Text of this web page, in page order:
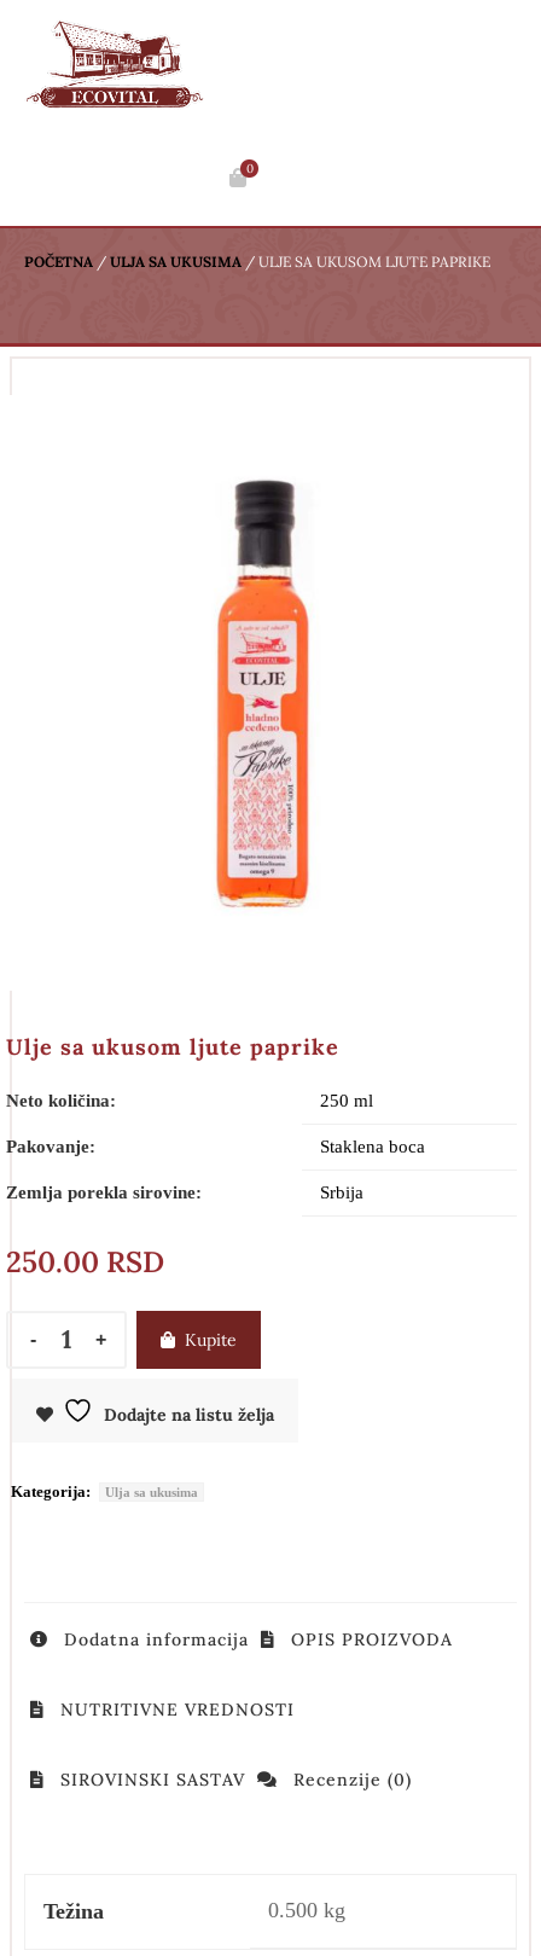
0
POČETNA / ULJA SA UKUSIMA / ULJE SA UKUSOM LJUTE PAPRIKE
Ulje sa ukusom ljute paprike
Neto količina: 250 ml
Pakovanje: Staklena boca
Zemlja porekla sirovine: Srbija
250.00 RSD
Kupite
Dodajte na listu želja
Kategorija: Ulja sa ukusima
Dodatna informacija OPIS PROIZVODA
NUTRITIVNE VREDNOSTI
SIROVINSKI SASTAV Recenzije (0)
Težina 0.500 kg